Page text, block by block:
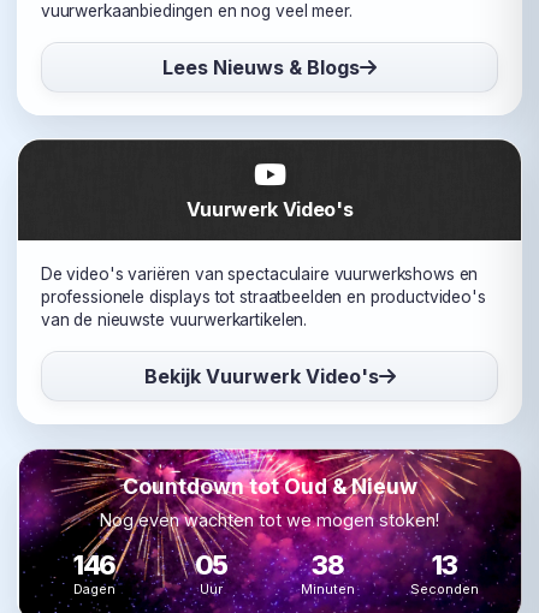
vuurwerkaanbiedingen en nog veel meer.
Lees Nieuws & Blogs
Vuurwerk Video's
De video's variëren van spectaculaire vuurwerkshows en
professionele displays tot straatbeelden en productvideo's
van de nieuwste vuurwerkartikelen.
Bekijk Vuurwerk Video's
Countdown tot Oud & Nieuw
Nog even wachten tot we mogen stoken!
146
Dagen
05
Uur
38
Minuten
13
Seconden